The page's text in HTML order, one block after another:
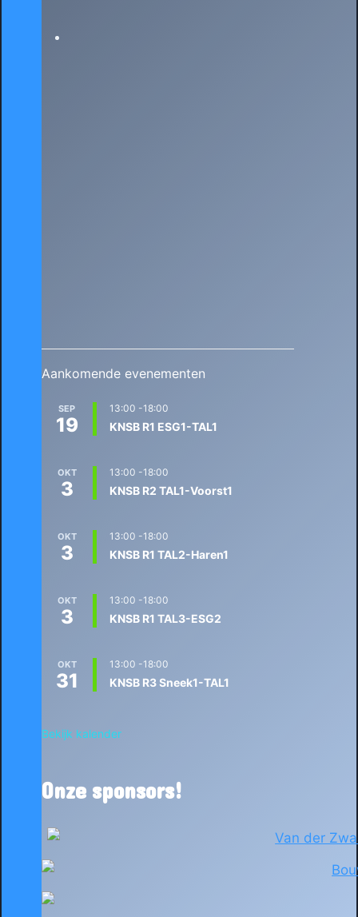
Aankomende evenementen
SEP
19
13:00 -18:00
KNSB R1 ESG1-TAL1
OKT
3
13:00 -18:00
KNSB R2 TAL1-Voorst1
OKT
3
13:00 -18:00
KNSB R1 TAL2-Haren1
OKT
3
13:00 -18:00
KNSB R1 TAL3-ESG2
OKT
31
13:00 -18:00
KNSB R3 Sneek1-TAL1
Bekijk kalender
Onze sponsors!